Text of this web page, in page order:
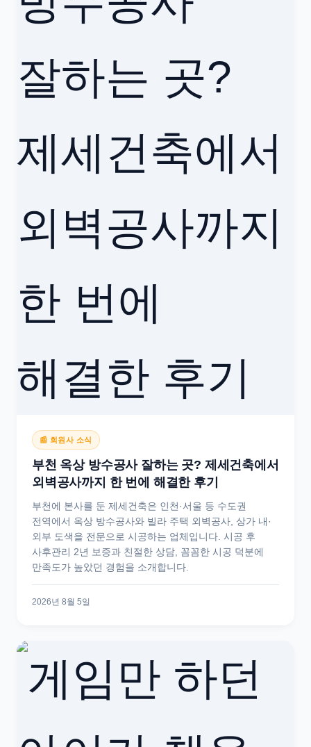
📰 회원사 소식
부천 옥상 방수공사 잘하는 곳? 제세건축에서
외벽공사까지 한 번에 해결한 후기
부천에 본사를 둔 제세건축은 인천·서울 등 수도권
전역에서 옥상 방수공사와 빌라 주택 외벽공사, 상가 내·
외부 도색을 전문으로 시공하는 업체입니다. 시공 후
사후관리 2년 보증과 친절한 상담, 꼼꼼한 시공 덕분에
만족도가 높았던 경험을 소개합니다.
2026년 8월 5일